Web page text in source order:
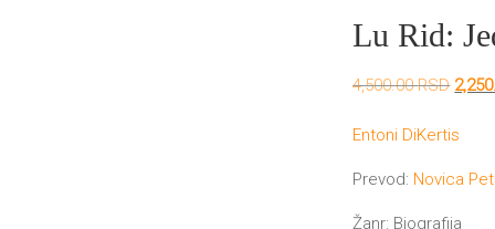
Lu Rid:
4,500.00RSD
bila:
Entoni DiKertis
Prevod: Novica
Žanr: Biografija